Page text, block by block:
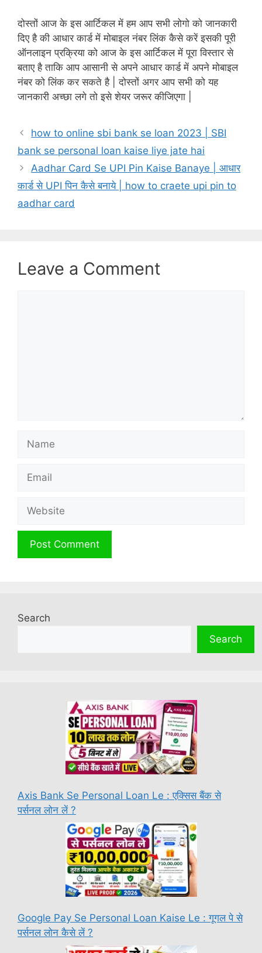
दोस्तों आज के इस आर्टिकल में हम आप सभी लोगो को जानकारी
दिए है की आधार कार्ड में मोबाइल नंबर लिंक कैसे करें इसकी पूरी
ऑनलाइन प्रक्रिया को आज के इस आर्टिकल में पूरा विस्तार से
बताए है ताकि आप आसानी से अपने आधार कार्ड में अपने मोबाइल
नंबर को लिंक कर सकते है | दोस्तों अगर आप सभी को यह
जानकारी अच्छा लगे तो इसे शेयर जरूर कीजिएगा |
how to online sbi bank se loan 2023 | SBI
bank se personal loan kaise liye jate hai
Aadhar Card Se UPI Pin Kaise Banaye | आधार
कार्ड से UPI पिन कैसे बनाये | how to craete upi pin to
aadhar card
Leave a Comment
Name
Email
Website
Search
Search
Axis Bank Se Personal Loan Le : एक्सिस बैंक से
पर्सनल लोन लें ?
Google Pay Se Personal Loan Kaise Le : गूगल पे से
पर्सनल लोन कैसे लें ?